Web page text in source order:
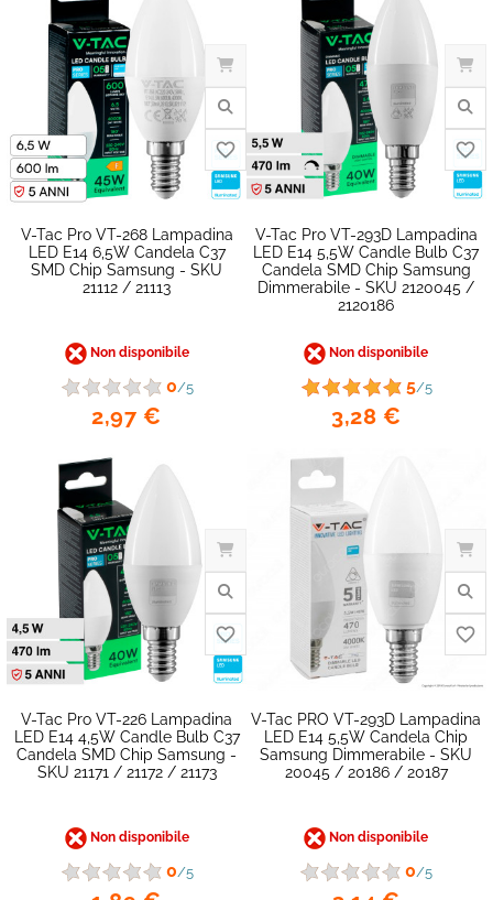
V-Tac Pro VT-268 Lampadina
LED E14 6,5W Candela C37
SMD Chip Samsung - SKU
21112 / 21113
Non disponibile
0/5
2,97 €
V-Tac Pro VT-293D Lampadina
LED E14 5,5W Candle Bulb C37
Candela SMD Chip Samsung
Dimmerabile - SKU 2120045 /
2120186
Non disponibile
5/5
3,28 €
V-Tac Pro VT-226 Lampadina
LED E14 4,5W Candle Bulb C37
Candela SMD Chip Samsung -
SKU 21171 / 21172 / 21173
Non disponibile
0/5
V-Tac PRO VT-293D Lampadina
LED E14 5,5W Candela Chip
Samsung Dimmerabile - SKU
20045 / 20186 / 20187
Non disponibile
0/5